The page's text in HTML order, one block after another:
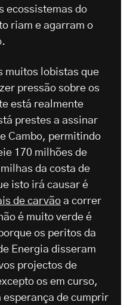
ecossistemas do
riam e agarram o
muitos lobistas que
pressão sobre os
está realmente
prestes a assinar
Cambo, permitindo
170 milhões de
da costa de
isto irá causar é
de carvão a correr
é muito verde é
os peritos da
Energia disseram
projectos de
os em curso,
esperança de cumprir